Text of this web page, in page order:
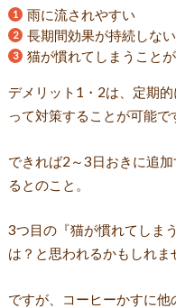
雨に流されやすい
長期間効果が持続しない
猫が慣れてしまうこと
デメリット1・2は、 定期
って対策することが可能で
できれば2～3日おきに追
るとのこと。
3つ目の『猫が慣れてしま
は？と思われるかもしれま
ですが、コーヒーかすに